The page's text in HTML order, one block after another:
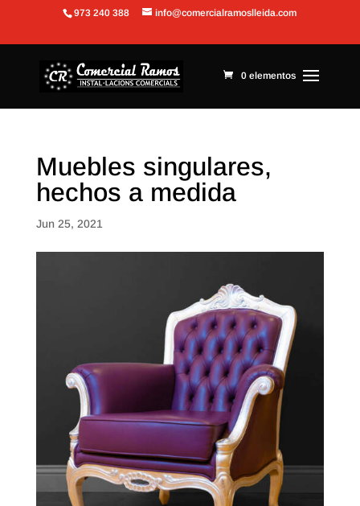
Abrir barra de herramientas
973 240 388 info@comercialramoslleida.com
0 elementos
Muebles singulares,
hechos a medida
Jun 25, 2021